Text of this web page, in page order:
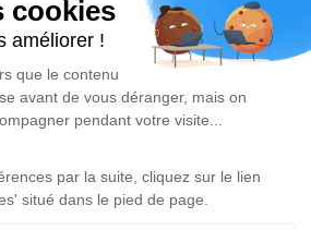
– Liévin
Liens utiles
Avis de décès
Demande de rendez-vous
réseaux sociaux